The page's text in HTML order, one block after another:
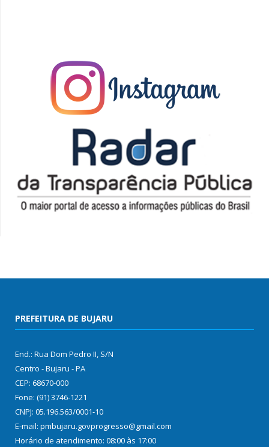
PREFEITURA DE BUJARU
End.: Rua Dom Pedro II, S/N
Centro - Bujaru - PA
CEP: 68670-000
Fone: (91) 3746-1221
CNPJ: 05.196.563/0001-10
E-mail: pmbujaru.govprogresso@gmail.com
Horário de atendimento: 08:00 às 17:00